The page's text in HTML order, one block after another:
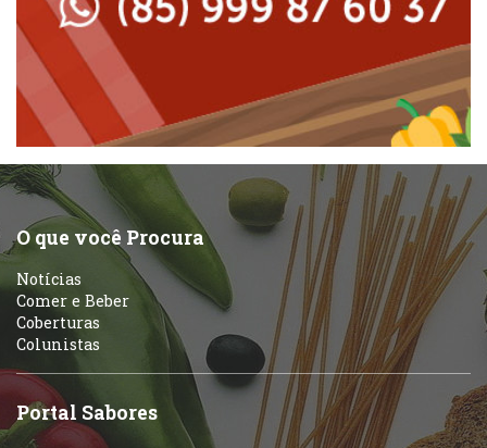
Peixes e Frutos do Mar
Pizzarias
Portuguesa
Self-service
Sobremesas e sorvetes
Peixes e Frutos do Mar
Pizzarias
Portuguesa
Sobremesas e sorvetes
Variados
O que você Procura
Notícias
Comer e Beber
Coberturas
Colunistas
Portal Sabores